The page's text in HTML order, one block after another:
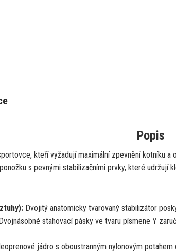
Popis
kteří vyžadují maximální zpevnění kotníku
s pevnými stabilizačními prvky, které udržují
Dvojitý anatomicky tvarovaný stabilizátor
stahovací pásky ve tvaru písmene Y
jádro s oboustranným nylonovým